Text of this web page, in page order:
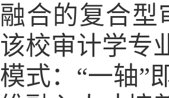
融合的复合型
该校审计学专
模式：“一轴”